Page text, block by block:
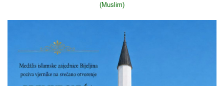
(Muslim)